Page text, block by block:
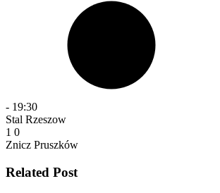
- 19:30
Stal Rzeszow
1 0
Znicz Pruszków
Related Post